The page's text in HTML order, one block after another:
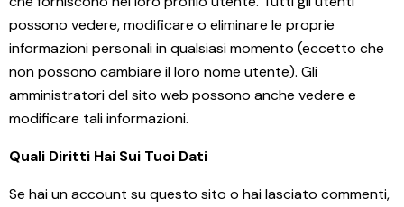
possono vedere, modificare o eliminare le proprie
informazioni personali in qualsiasi momento (eccetto che
non possono cambiare il loro nome utente). Gli
amministratori del sito web possono anche vedere e
modificare tali informazioni.
Quali Diritti Hai Sui Tuoi Dati
Se hai un account su questo sito o hai lasciato commenti,